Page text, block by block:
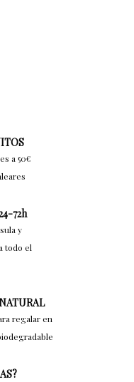
a 50€
72h
y
todo el
regalar en